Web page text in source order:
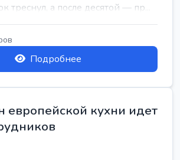
треснул, а после десятой — пр...
Подробнее
европейской кухни идет